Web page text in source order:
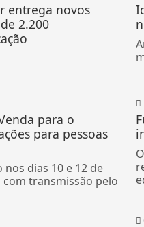
entrega novos
2.200
para o
para pessoas
dias 10 e 12 de
com transmissão pelo